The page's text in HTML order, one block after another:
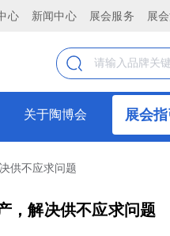
心 新闻中心 展会服务 展
关于陶博会 展会指
供不应求问题
，解决供不应求问题